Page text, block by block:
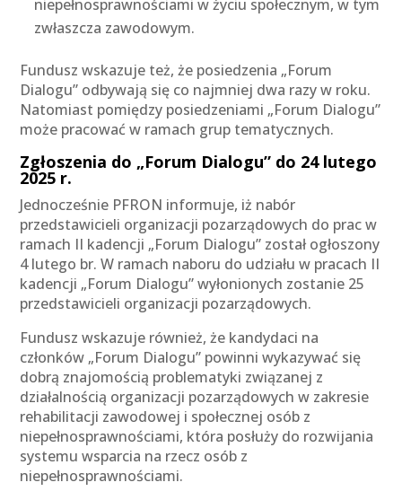
niepełnosprawnościami w życiu społecznym, w tym
zwłaszcza zawodowym.
Fundusz wskazuje też, że posiedzenia „Forum
Dialogu” odbywają się co najmniej dwa razy w roku.
Natomiast pomiędzy posiedzeniami „Forum Dialogu”
może pracować w ramach grup tematycznych.
Zgłoszenia do „Forum Dialogu” do 24 lutego
2025 r.
Jednocześnie PFRON informuje, iż nabór
przedstawicieli organizacji pozarządowych do prac w
ramach II kadencji „Forum Dialogu” został ogłoszony
4 lutego br. W ramach naboru do udziału w pracach II
kadencji „Forum Dialogu” wyłonionych zostanie 25
przedstawicieli organizacji pozarządowych.
Fundusz wskazuje również, że kandydaci na
członków „Forum Dialogu” powinni wykazywać się
dobrą znajomością problematyki związanej z
działalnością organizacji pozarządowych w zakresie
rehabilitacji zawodowej i społecznej osób z
niepełnosprawnościami, która posłuży do rozwijania
systemu wsparcia na rzecz osób z
niepełnosprawnościami.